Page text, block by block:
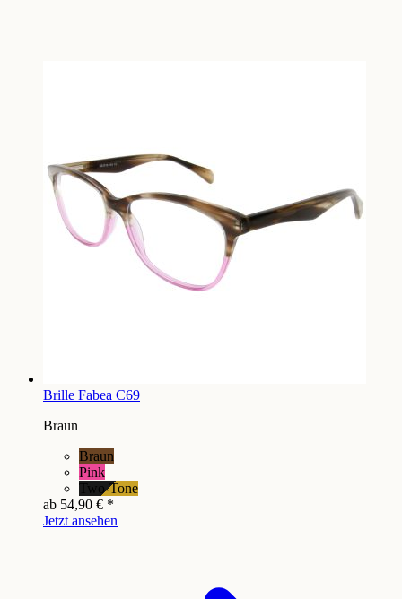
Brille Fabea C69
Braun
Braun
Pink
Two-Tone
ab 54,90 € *
Jetzt ansehen